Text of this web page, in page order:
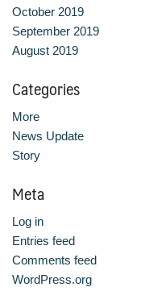
October 2019
September 2019
August 2019
Categories
More
News Update
Story
Meta
Log in
Entries feed
Comments feed
WordPress.org